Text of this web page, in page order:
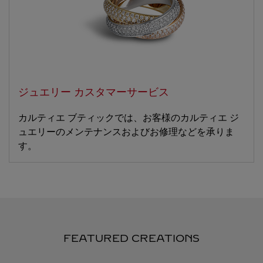
ジュエリー カスタマーサービス
カルティエ ブティックでは、お客様のカルティエ ジ
ュエリーのメンテナンスおよびお修理などを承りま
す。
FEATURED CREATIONS